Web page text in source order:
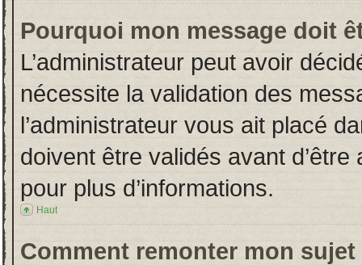
Pourquoi mon message doit
L’administrateur peut avoir
nécessite la validation des
l’administrateur vous ait placé
doivent être validés avant
pour plus d’informations.
Haut
Comment remonter mon sujet